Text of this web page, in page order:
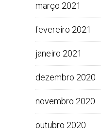
março 2021
fevereiro 2021
janeiro 2021
dezembro 2020
novembro 2020
outubro 2020